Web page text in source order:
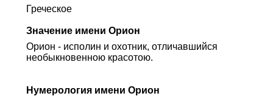
Греческое
Значение имени Орион
Орион - исполин и охотник, отличавшийся
необыкновенною красотою.
Нумерология имени Орион